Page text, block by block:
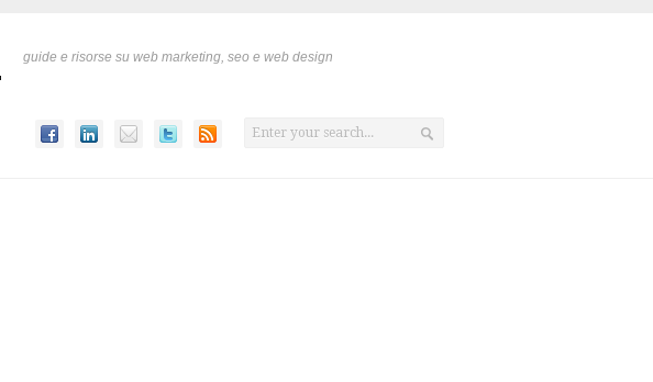
guide e risorse su web marketing, seo e web design